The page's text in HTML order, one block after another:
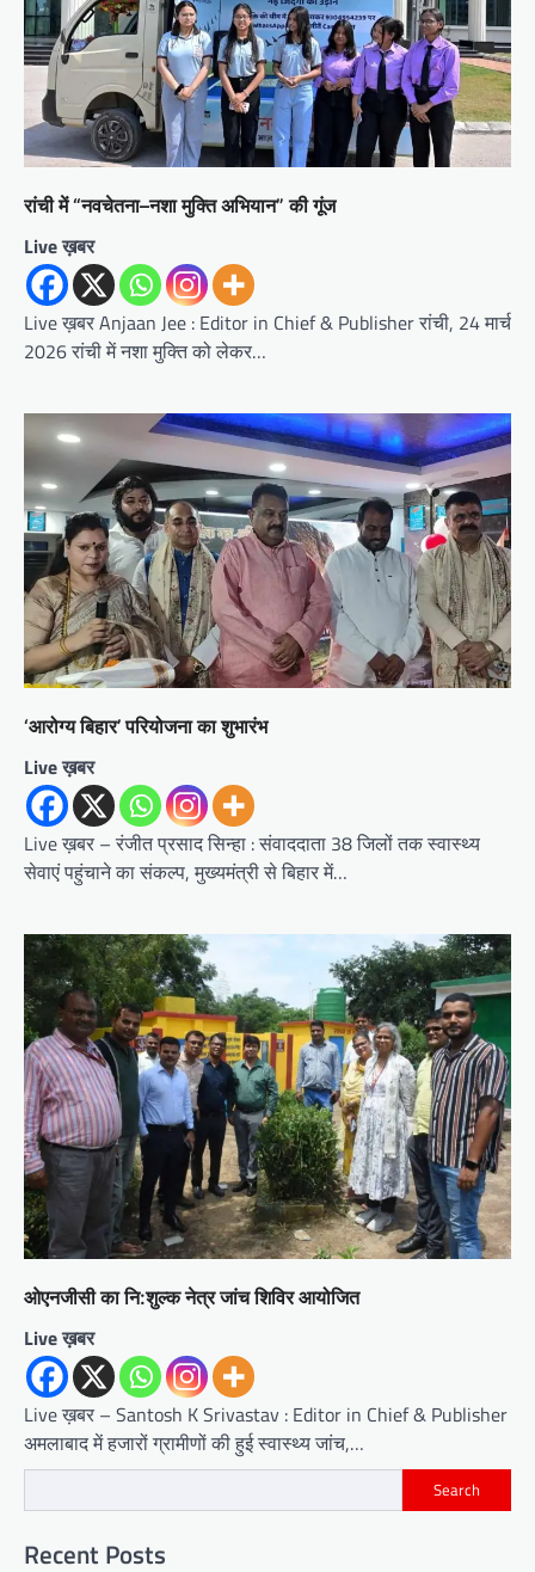
रांची में “नवचेतना–नशा मुक्ति अभियान” की गूंज
Live ख़बर
Live ख़बर Anjaan Jee : Editor in Chief & Publisher रांची, 24 मार्च
2026 रांची में नशा मुक्ति को लेकर…
‘आरोग्य बिहार’ परियोजना का शुभारंभ
Live ख़बर
Live ख़बर – रंजीत प्रसाद सिन्हा : संवाददाता 38 जिलों तक स्वास्थ्य
सेवाएं पहुंचाने का संकल्प, मुख्यमंत्री से बिहार में…
ओएनजीसी का नि:शुल्क नेत्र जांच शिविर आयोजित
Live ख़बर
Live ख़बर – Santosh K Srivastav : Editor in Chief & Publisher
अमलाबाद में हजारों ग्रामीणों की हुई स्वास्थ्य जांच,…
Search
Recent Posts